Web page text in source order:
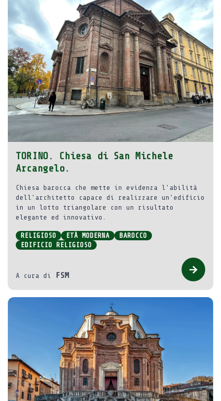
TORINO. Chiesa di San Michele
Arcangelo.
Chiesa barocca che mette in evidenza l’abilità
dell’architetto capace di realizzare un’edificio
in un lotto triangolare con un risultato
elegante ed innovativo.
RELIGIOSO ETÀ MODERNA
BAROCCO
EDIFICIO RELIGIOSO
A cura di FSM